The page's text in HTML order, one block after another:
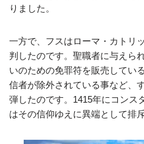
りました。
一方で、フスはローマ・カトリ
判したのです。聖職者に与えら
いのための免罪符を販売してい
信者が除外されている事など、
弾したのです。1415年にコンス
はその信仰ゆえに異端として排